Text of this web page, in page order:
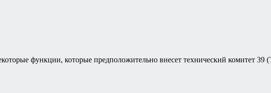
функции, которые предположительно внесет технический комитет 39